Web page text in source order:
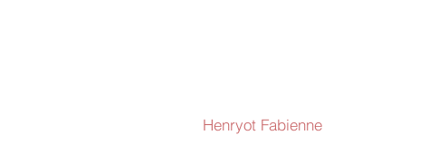
Henryot Fabienne